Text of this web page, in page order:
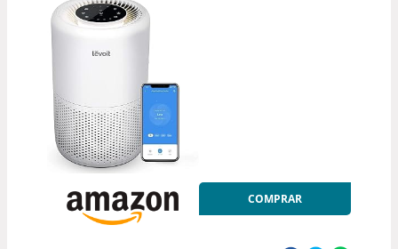
COMPRAR